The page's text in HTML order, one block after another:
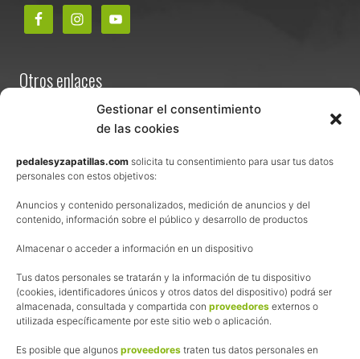
Gestionar el consentimiento
de las cookies
pedalesyzapatillas.com solicita tu consentimiento para usar tus datos
personales con estos objetivos:
Anuncios y contenido personalizados, medición de anuncios y del
contenido, información sobre el público y desarrollo de productos
Almacenar o acceder a información en un dispositivo
Tus datos personales se tratarán y la información de tu dispositivo
(cookies, identificadores únicos y otros datos del dispositivo) podrá ser
almacenada, consultada y compartida con proveedores externos o
utilizada específicamente por este sitio web o aplicación.
Es posible que algunos proveedores traten tus datos personales en
Otros enlaces
Términos y condiciones de venta
Política de privacidad
Política de cookies
Afiliación
La web de Pedalesyzapatillas utiliza programas de afiliación.
¿Qué significa esto?
Cuando recomiendo algún producto, pongo enlaces a tiendas